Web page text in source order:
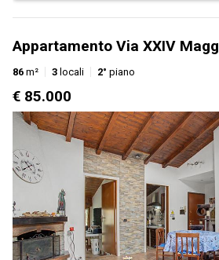
Appartamento Via XXIV
86 m² 3 locali 2° piano
€ 85.000